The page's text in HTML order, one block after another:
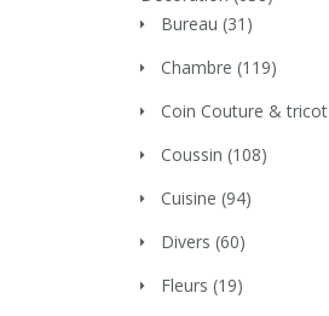
Bureau (31)
Chambre (119)
Coin Couture & tricot
Coussin (108)
Cuisine (94)
Divers (60)
Fleurs (19)